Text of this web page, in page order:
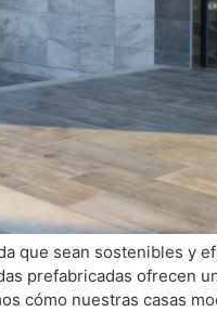
que sean sostenibles y
prefabricadas ofrecen
cómo nuestras casas